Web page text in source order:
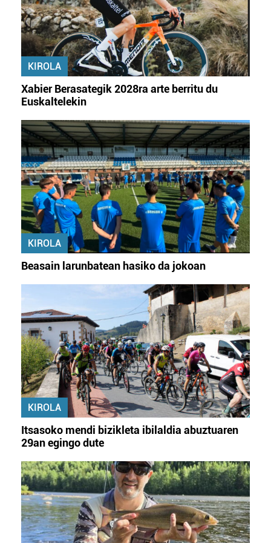
baliatzen gara. Ohar hau onartuz gero, teknologia hori
erabiltzeko baimen esplizitua ematen diguzu.Gehiago
irakurri
KIROLA
Xabier Berasategik 2028ra arte berritu du
Euskaltelekin
KIROLA
Beasain larunbatean hasiko da jokoan
KIROLA
Itsasoko mendi bizikleta ibilaldia abuztuaren
29an egingo dute